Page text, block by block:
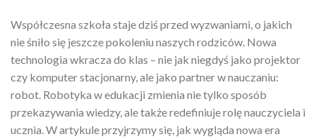
Współczesna szkoła staje dziś przed wyzwaniami, o jakich
nie śniło się jeszcze pokoleniu naszych rodziców. Nowa
technologia wkracza do klas – nie jak niegdyś jako projektor
czy komputer stacjonarny, ale jako partner w nauczaniu:
robot. Robotyka w edukacji zmienia nie tylko sposób
przekazywania wiedzy, ale także redefiniuje rolę nauczyciela i
ucznia. W artykule przyjrzymy się, jak wygląda nowa era